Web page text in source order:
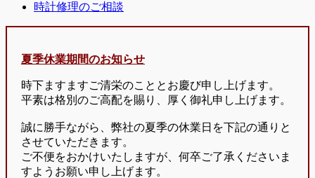
時計修理のご相談
夏季休業期間のお知らせ
時下ますますご清栄のこととお慶び申し上げます。
平素は格別のご高配を賜り、厚く御礼申し上げます。
誠に勝手ながら、弊社の夏季の休業日を下記の通りと
させていただきます。
ご不便をおかけいたしますが、何卒ご了承くださいま
すようお願い申し上げます。